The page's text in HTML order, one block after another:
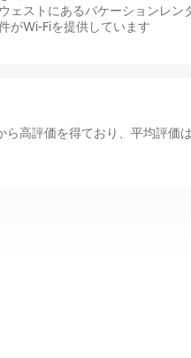
ェストにあるバケーションレン
がWi-Fiを提供しています
高評価を得ており、平均評価